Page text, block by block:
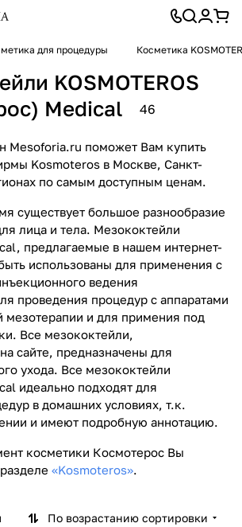
для процедуры Косметика
KOSMOTEROS
Medical
46
Mesoforia.ru поможет Вам купить
Kosmoteros в Москве, Санкт-
по самым доступным ценам.
существует большое разнообразие
лица и тела. Мезококтейли
предлагаемые в нашем интернет-
использованы для применения с
ведения
проведения процедур с аппаратами
мезотерапии и для примения под
Все мезококтейли,
сайте, предназначены для
ухода. Все мезококтейли
идеально подходят для
в домашних условиях, т.к.
и имеют подробную аннотацию.
косметики Космотерос Вы
«Kosmoteros».
По возрастанию сортировки